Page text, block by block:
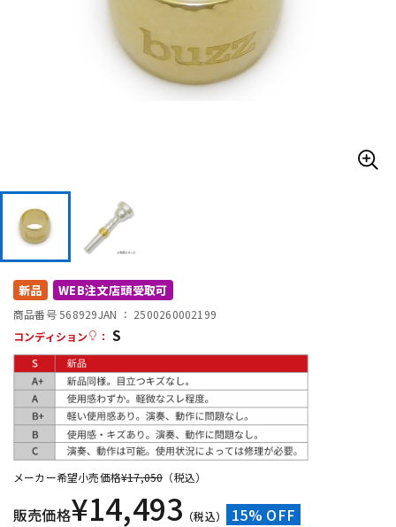
その他楽器
DTM オンライン納品
配信/ライブ機器
中古 ヴィンテージ
新品 WEB注文店頭受取可
商品番号 568929JAN ： 2500260002199
コンディション
： S
メーカー希望小売価格¥17,050 （税込）
販売価格¥14,493 （税込） 15% OFF